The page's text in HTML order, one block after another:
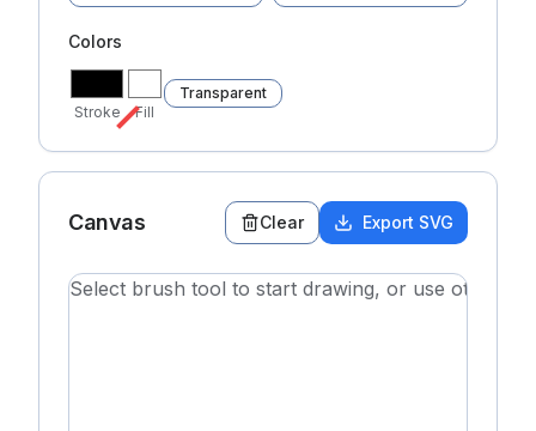
Colors
Stroke Fill
Transparent
Canvas Clear Export SVG
Select brush tool to start drawing, or use other